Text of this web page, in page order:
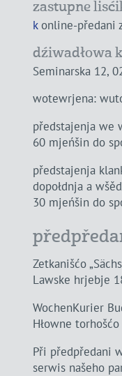
zastupne
konline-předani
dźiwadłowa
Seminarska 12,
wotewrjena:
předstajenja we
60 mjeńšin do
předstajenja
dopołdnja a
30 mjeńšin do
Zetkanišćo
Lawske hrjebje
WochenKurier
Hłowne
Při předpředani
serwis našeho